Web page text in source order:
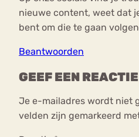
nieuwe content, weet dat
bent om die te gaan
Beantwoorden
GEEF EEN REACTIE
Je e-mailadres wordt niet
velden zijn gemarkeerd